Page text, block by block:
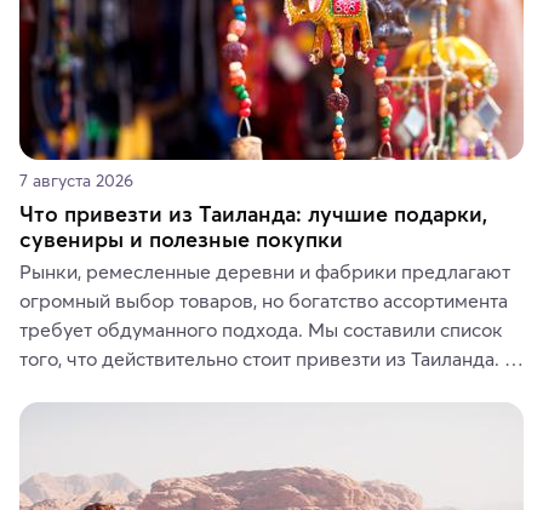
7 августа 2026
Что привезти из Таиланда: лучшие подарки,
сувениры и полезные покупки
Рынки, ремесленные деревни и фабрики предлагают
огромный выбор товаров, но богатство ассортимента
требует обдуманного подхода. Мы составили список
того, что действительно стоит привезти из Таиланда.
средства, одежду, украшения, предметы интерьера
где их купить.